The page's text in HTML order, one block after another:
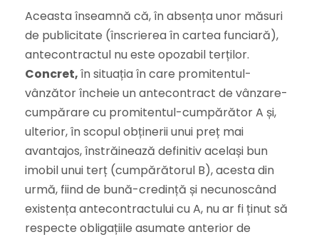
Aceasta înseamnă că, în absența unor măsuri
de publicitate (înscrierea în cartea funciară),
antecontractul nu este opozabil terților.
Concret,în situația în care promitentul-
vânzător încheie un antecontract de vânzare-
cumpărare cu promitentul-cumpărător A și,
ulterior, în scopul obținerii unui preț mai
avantajos, înstrăinează definitiv același bun
imobil unui terț (cumpărătorul B), acesta din
urmă, fiind de bună-credință și necunoscând
existența antecontractului cu A, nu ar fi ținut să
respecte obligațiile asumate anterior de